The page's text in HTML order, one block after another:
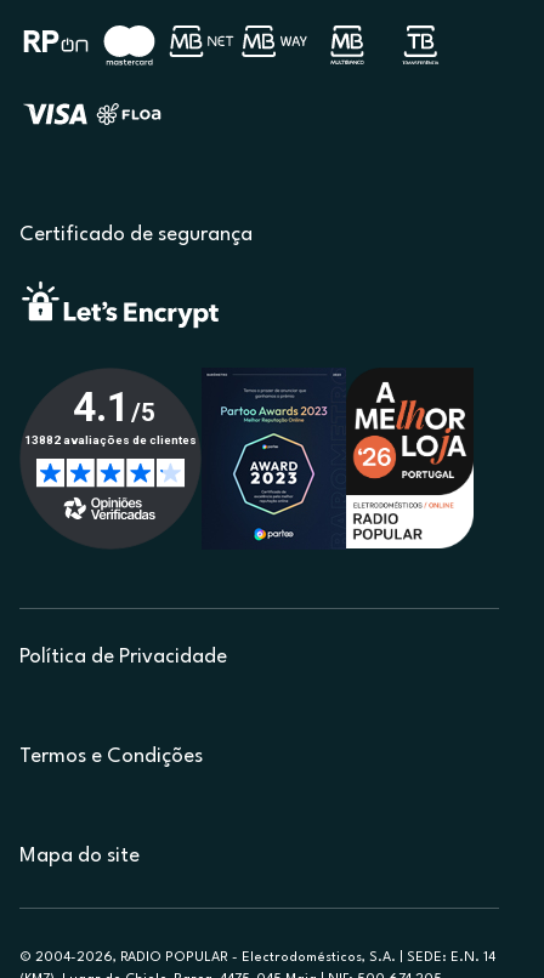
Certificado de segurança
Política de Privacidade
Termos e Condições
Mapa do site
© 2004-2026, RADIO POPULAR - Electrodomésticos, S.A. | SEDE: E.N. 14